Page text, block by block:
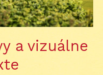
a vizuálne